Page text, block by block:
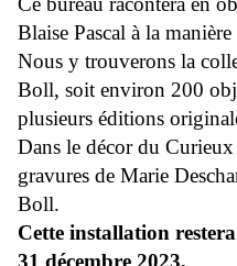
Blaise Pascal à la
Nous y trouverons la
Boll, soit environ 200
plusieurs éditions
Dans le décor du
gravures de Marie
Boll.
Cette installation
31 décembre 2023.